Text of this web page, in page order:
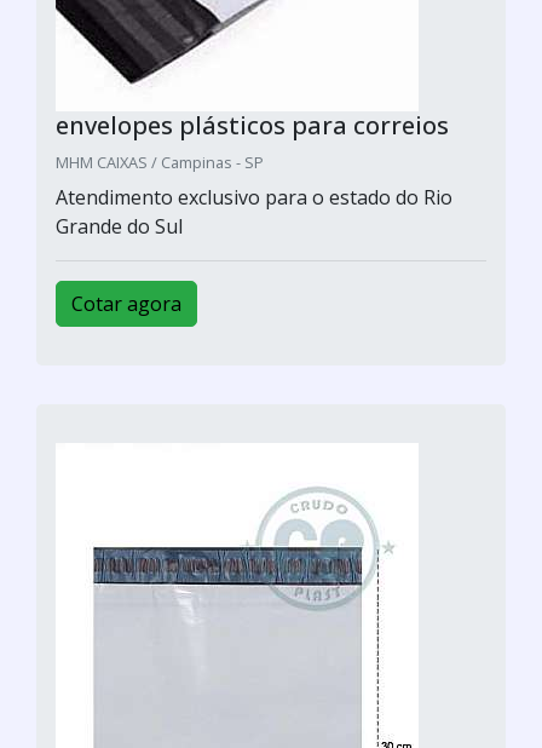
envelopes plásticos para correios
MHM CAIXAS / Campinas - SP
Atendimento exclusivo para o estado do Rio
Grande do Sul
Cotar agora